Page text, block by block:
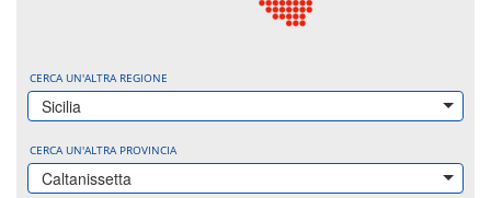
CERCA UN'ALTRA REGIONE
Sicilia
CERCA UN'ALTRA PROVINCIA
Caltanissetta